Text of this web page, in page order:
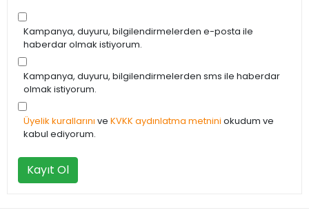
Kampanya, duyuru, bilgilendirmelerden e-posta ile
haberdar olmak istiyorum.
Kampanya, duyuru, bilgilendirmelerden sms ile haberdar
olmak istiyorum.
Üyelik kurallarını ve KVKK aydınlatma metnini okudum ve
kabul ediyorum.
Kayıt Ol